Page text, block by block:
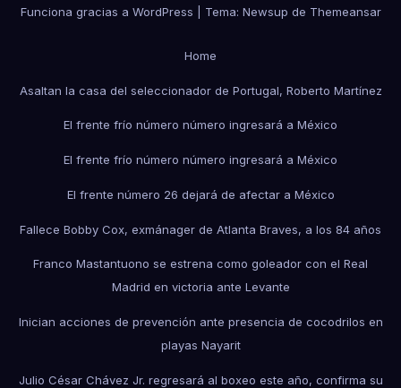
Funciona gracias a WordPress Tema: Newsup de Themeansar
Home
Asaltan la casa del seleccionador de Portugal, Roberto Martínez
El frente frío número número ingresará a México
El frente frío número número ingresará a México
El frente número 26 dejará de afectar a México
Fallece Bobby Cox, exmánager de Atlanta Braves, a los 84 años
Franco Mastantuono se estrena como goleador con el Real
Madrid en victoria ante Levante
Inician acciones de prevención ante presencia de cocodrilos en
playas Nayarit
Julio César Chávez Jr. regresará al boxeo este año, confirma su